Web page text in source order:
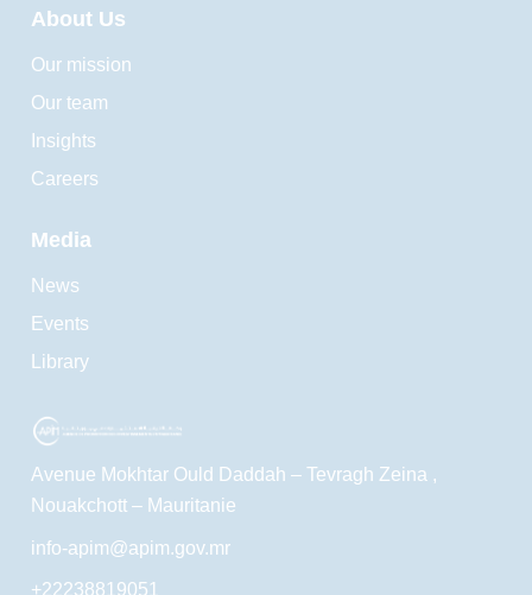
About Us
Our mission
Our team
Insights
Careers
Media
News
Events
Library
Avenue Mokhtar Ould Daddah – Tevragh Zeina ,
Nouakchott – Mauritanie
info-apim@apim.gov.mr
+22238819051